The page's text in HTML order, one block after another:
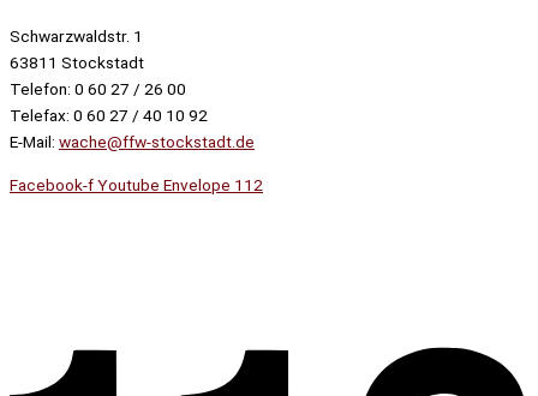
Schwarzwaldstr. 1
63811 Stockstadt
Telefon: 0 60 27 / 26 00
Telefax: 0 60 27 / 40 10 92
E-Mail: wache@ffw-stockstadt.de
Facebook-fYoutube Envelope 112